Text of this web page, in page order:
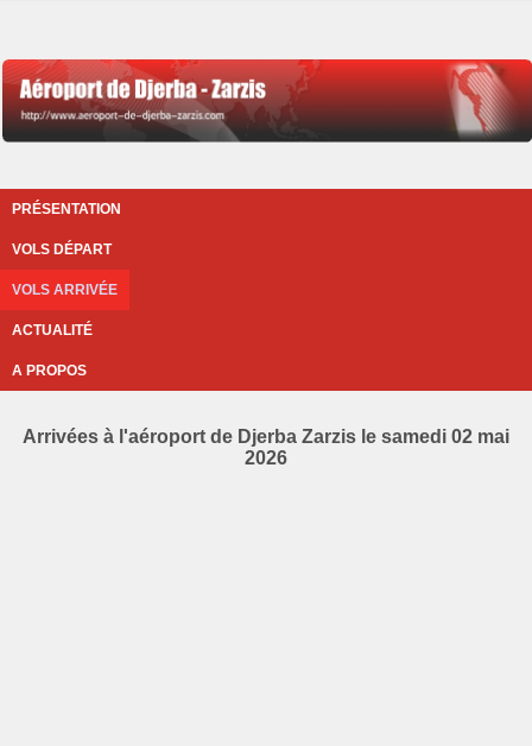
PRÉSENTATION
VOLS DÉPART
VOLS ARRIVÉE
ACTUALITÉ
A PROPOS
Arrivées à l'aéroport de Djerba Zarzis le samedi 02 mai
2026